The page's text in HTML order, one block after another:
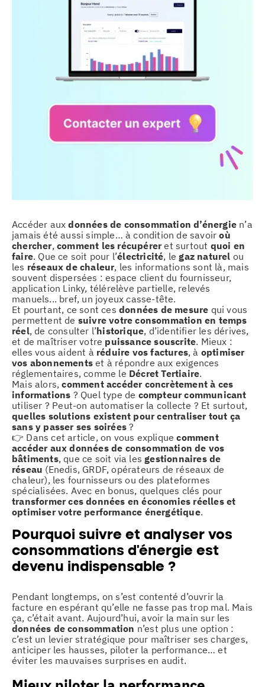
Accéder auxdonnées de consommation d’énergien’a
jamais été aussi simple… à condition de savoiroù
chercher, comment les récupérer et surtout quoi en
faire. Que ce soit pour l’électricité, legaz naturel ou
les réseaux de chaleur, les informations sont là, mais
souvent dispersées : espace client du fournisseur,
application Linky, télérelève partielle, relevés
manuels... bref, un joyeux casse-tête.
Et pourtant, ce sont ces données de mesure qui vous
permettent de suivre votre consommation en temps
réel, de consulter l’historique, d’identifier les dérives,
et de maîtriser votre puissance souscrite. Mieux :
elles vous aident à réduire vos factures, à optimiser
vos abonnements et à répondre aux exigences
réglementaires, comme le Décret Tertiaire.
Mais alors,comment accéder concrètement à ces
informations ? Quel type de compteur communicant
utiliser ? Peut-on automatiser la collecte ? Et surtout,
quelles solutions existent pour centraliser tout ça
sans y passer ses soirées?
👉 Dans cet article, on vous expliquecomment
accéder aux données de consommation de vos
bâtiments, que ce soit via lesgestionnaires de
réseau (Enedis, GRDF, opérateurs de réseaux de
chaleur), les fournisseurs ou des plateformes
spécialisées. Avec en bonus, quelques clés pour
transformer ces données en économies réelles et
optimiser votre performance énergétique.
Pourquoi suivre et analyser vos
consommations d’énergie est
devenu indispensable ?
Pendant longtemps, on s’est contenté d’ouvrir la
facture en espérant qu’elle ne fasse pas trop mal. Mais
ça, c’était avant. Aujourd’hui, avoir la main sur les
données de consommation n’est plus une option :
c’est un levier stratégique pour maîtriser ses charges,
anticiper les hausses, piloter la performance… et
éviter les mauvaises surprises en audit.